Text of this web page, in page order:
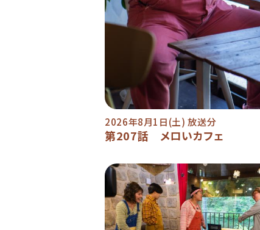
2026年8月1日(土) 放送分
第207話 メロいカフェ